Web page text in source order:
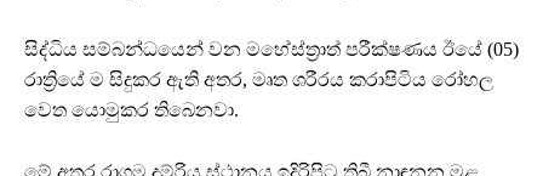
සිද්ධිය සම්බන්ධයෙන් වන මහේස්ත්‍රාත් පරීක්ෂණය ඊයේ (05)
රාත්‍රියේ ම සිදුකර ඇති අතර, මෘත ශරීරය කරාපිටිය රෝහල
වෙත යොමුකර තිබෙනවා.
මේ අතර රාගම දුම්රිය ස්ථානය ඉදිරිපිට තිබී නාඳුනන මළ